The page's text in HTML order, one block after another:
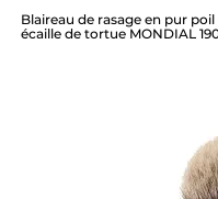
Blaireau de rasage en pur
écaille de tortue MONDIAL